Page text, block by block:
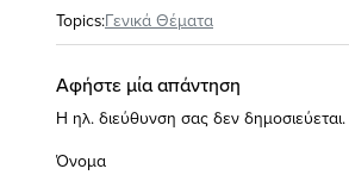
Topics:Γενικά Θέματα
Αφήστε μία απάντηση
Η ηλ. διεύθυνση σας δεν δημοσιεύεται.
Όνομα